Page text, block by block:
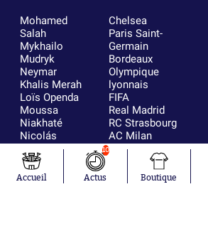
Mohamed
Salah
Mykhailo
Mudryk
Neymar
Khalis Merah
Loïs Openda
Moussa
Niakhaté
Nicolás
Tagliafico
Pavel Šulc
Josh Maja
Gauthier Hein
Chelsea
Paris Saint-
Germain
Bordeaux
Olympique
lyonnais
FIFA
Real Madrid
RC Strasbourg
AC Milan
France
Accueil
10
Actus Boutique